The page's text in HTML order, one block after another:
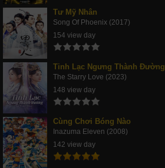
Tư Mỹ Nhân
Song Of Phoenix (2017)
154 view day
Tinh Lạc Ngưng Thành Đường
The Starry Love (2023)
148 view day
Cùng Chơi Bóng Nào
Inazuma Eleven (2008)
142 view day